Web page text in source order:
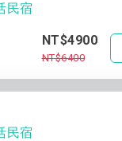
民宿
NT$4900
NT$6400
民宿